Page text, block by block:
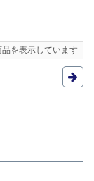
を表示しています